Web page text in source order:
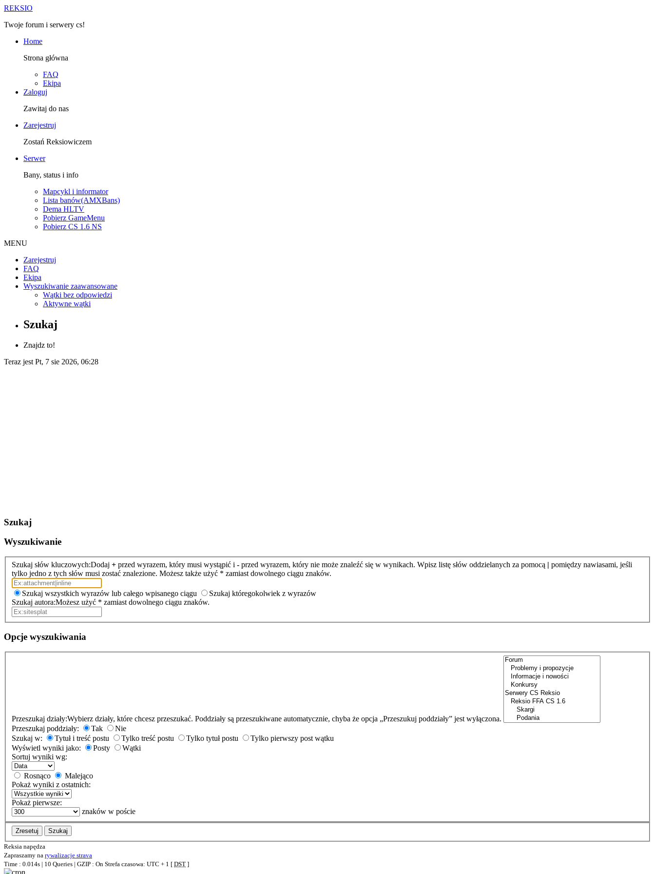
REKSIO
Twoje forum i serwery cs!
Home
Strona główna
FAQ
Ekipa
Zaloguj
Zawitaj do nas
Zarejestruj
Zostań Reksiowiczem
Serwer
Bany, status i info
Mapcykl i informator
Lista banów(AMXBans)
Dema HLTV
Pobierz GameMenu
Pobierz CS 1.6 NS
MENU
Zarejestruj
FAQ
Ekipa
Wyszukiwanie zaawansowane
Wątki bez odpowiedzi
Aktywne wątki
Szukaj
Znajdz to!
Teraz jest Pt, 7 sie 2026, 06:28
Szukaj
Wyszukiwanie
Szukaj słów kluczowych:Dodaj + przed wyrazem, który musi wystąpić i - przed wyrazem, który nie może znaleźć się w wynikach. Wpisz listę słów oddzielanych za pomocą | pomiędzy nawiasami, jeśli
tylko jedno z tych słów musi zostać znalezione. Możesz także użyć * zamiast dowolnego ciągu znaków.
Szukaj wszystkich wyrazów lub całego wpisanego ciągu
Szukaj któregokolwiek z wyrazów
Szukaj autora:Możesz użyć * zamiast dowolnego ciągu znaków.
Opcje wyszukiwania
Przeszukaj działy:Wybierz działy, które chcesz przeszukać. Poddziały są przeszukiwane automatycznie, chyba że opcja „Przeszukuj poddziały” jest wyłączona.
Przeszukaj poddziały:
Tak
Nie
Szukaj w:
Tytuł i treść postu Tylko treść postu Tylko tytuł postu
Tylko pierwszy post wątku
Wyświetl wyniki jako:
Posty
Wątki
Sortuj wyniki wg:
Rosnąco
Malejąco
Pokaż wyniki z ostatnich:
Pokaż pierwsze:
znaków w poście
Zresetuj Szukaj
Reksia napędza
Zapraszamy na rywalizacje strava
Time : 0.014s | 10 Queries | GZIP : On Strefa czasowa: UTC + 1 [ DST ]